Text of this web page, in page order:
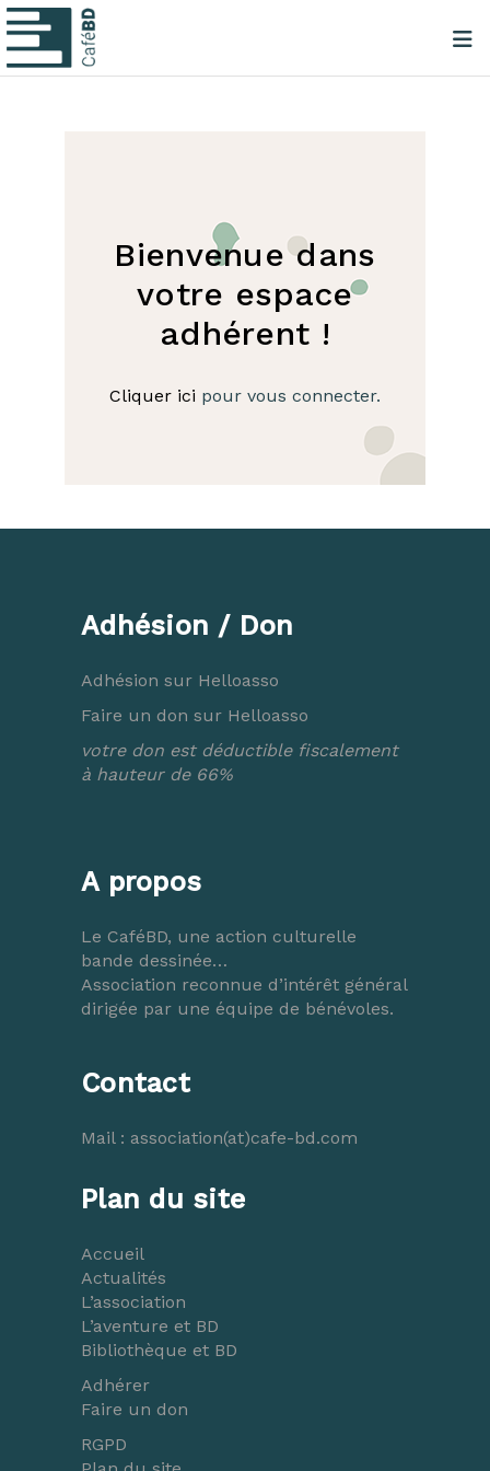
Bienvenue dans
votre espace
adhérent !
Cliquer ici pour vous connecter.
Adhésion / Don
Adhésion sur Helloasso
Faire un don sur Helloasso
votre don est déductible fiscalement
à hauteur de 66%
A propos
Le CaféBD, une action culturelle
bande dessinée…
Association reconnue d’intérêt général
dirigée par une équipe de bénévoles.
Contact
Mail : association(at)cafe-bd.com
Plan du site
Accueil
Actualités
L’association
L’aventure et BD
Bibliothèque et BD
Adhérer
Faire un don
RGPD